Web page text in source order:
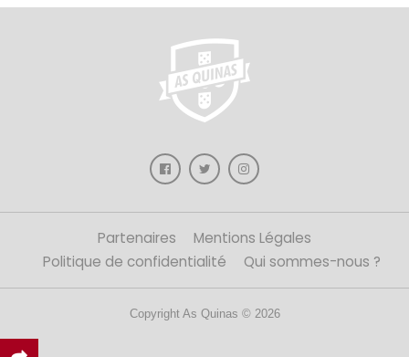
Partenaires
Mentions Légales
Politique de confidentialité
Qui sommes-nous ?
Copyright As Quinas © 2026